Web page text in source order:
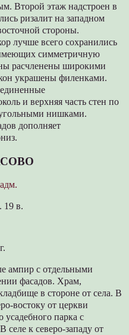
Второй этаж надстроен в
ризалит на западном
стороны.
лучше всего сохранились
симметричную
расчленены широкими
украшены филенками.
и верхняя часть стен по
нишками.
дополняет
в.
ампир с отдельными
фасадов. Храм,
в стороне от села. В
востоку от церкви
усадебного парка с
к северо-западу от